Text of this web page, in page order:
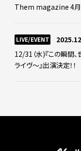
Them magazine 4
LIVE/EVENT
12/31（水)『この瞬間
ライヴ～』出演決定！！